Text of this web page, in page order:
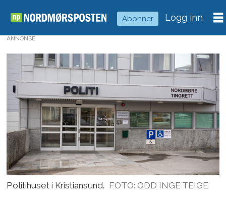
Abonner Logg inn
ANNONSE
Politihuset i Kristiansund. FOTO: ODD INGE TEIGE